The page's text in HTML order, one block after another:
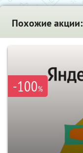
Похожие акции:
-100%